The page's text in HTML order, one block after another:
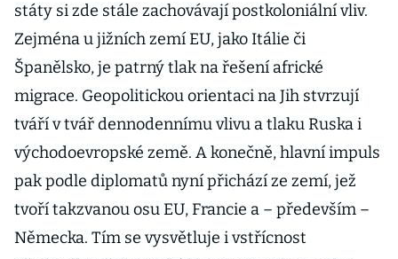
státy si zde stále zachovávají postkoloniální vliv.
Zejména u jižních zemí EU, jako Itálie či
Španělsko, je patrný tlak na řešení africké
migrace. Geopolitickou orientaci na Jih stvrzují
tváří v tvář dennodennímu vlivu a tlaku Ruska i
východoevropské země. A konečně, hlavní impuls
pak podle diplomatů nyní přichází ze zemí, jež
tvoří takzvanou osu EU, Francie a – především –
Německa. Tím se vysvětluje i vstřícnost